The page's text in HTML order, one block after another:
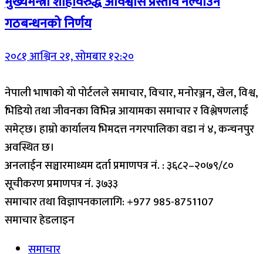
गठबन्धनको निर्णय
२०८१ आश्विन २१, सोमबार १२:२०
नेपाली भाषाको यो पोर्टलले समाचार, विचार, मनोरञ्जन, खेल, विश्व,
भिडियो तथा जीवनका विभिन्न आयामका समाचार र विश्लेषणलाई
समेट्छ। हाम्रो कार्यालय भिमदत्त नगरपालिका वडा नं ४, कन्चनपुर
अवस्थित छ।
अनलाईन सञ्चारमाध्यम दर्ता प्रमाणपत्र नं. : ३६८२–२०७९/८०
सूचीकरण प्रमाणपत्र नं. ३७३३
समाचार तथा विज्ञापनकालागि: +977 985-8751107
समाचार हेडलाइन
समाचार